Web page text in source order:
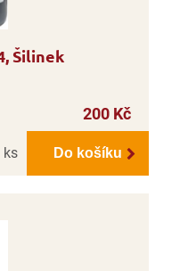
Šilinek
200 Kč
ks
Do košíku